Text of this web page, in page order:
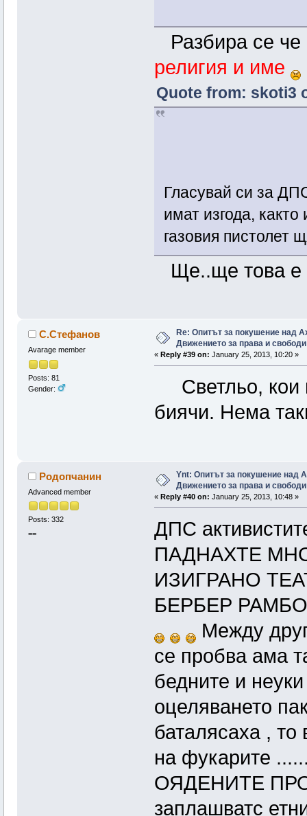
Разбира се че
религия и име
Quote from: skoti3
Гласувай си за
имат изгода,
газовия пистолет
Ще..ще това е
С.Стефанов
Avarage member
Posts: 81
Gender:
Re: Опитът за покушение над
Движението за права и свободи
« Reply #39 on: January 25, 2013, 10:20 »
Светльо, кои
биячи. Нема
Родопчанин
Advanced member
Posts: 332
==
Ynt: Опитът за покушение над
Движението за права и свободи
« Reply #40 on: January 25, 2013, 10:48 »
ДПС
ПАДНАХТЕ
ИЗИГРАНО
БЕРБЕР
Между
се пробва ама
бедните и
оцеляването
баталясаха ,
на фукарите
ОЯДЕНИТЕ
заплашватс